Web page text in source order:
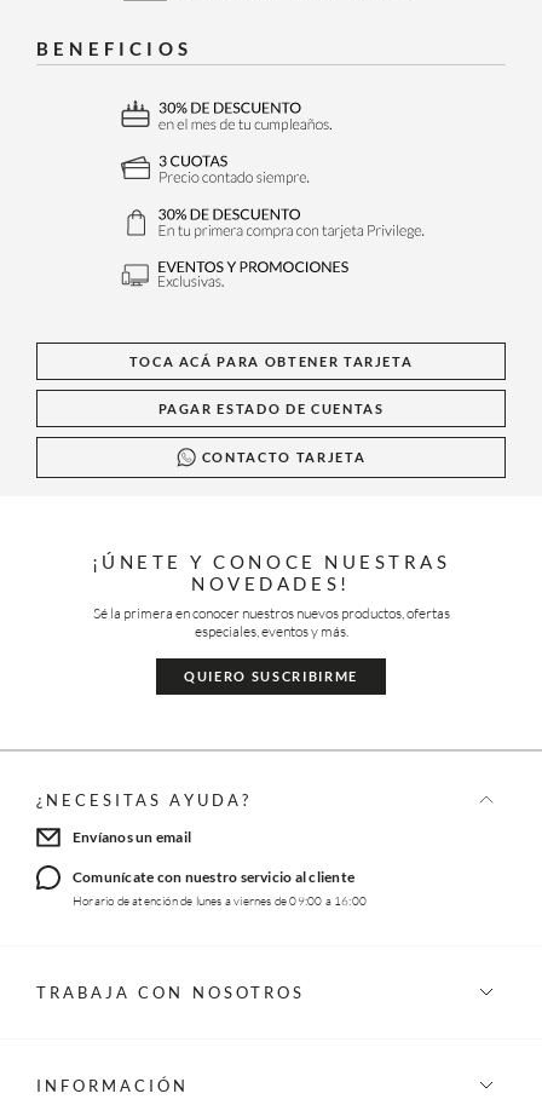
BENEFICIOS
TOCA ACÁ PARA OBTENER TARJETA
PAGAR ESTADO DE CUENTAS
CONTACTO TARJETA
¡ÚNETE Y CONOCE NUESTRAS
NOVEDADES!
Sé la primera en conocer nuestros nuevos productos, ofertas
especiales, eventos y más.
QUIERO SUSCRIBIRME
¿NECESITAS AYUDA?
Envíanos un email
Comunícate con nuestro servicio al cliente
Horario de atención de lunes a viernes de 09:00 a 16:00
TRABAJA CON NOSOTROS
INFORMACIÓN